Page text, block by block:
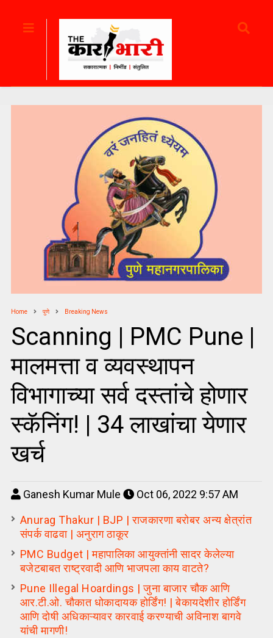
Home पुणे Breaking News
Scanning | PMC Pune |
मालमत्ता व व्यवस्थापन
विभागाच्या सर्व दस्तांचे होणार
स्कॅनिंग! | 34 लाखांचा येणार
खर्च
Ganesh Kumar Mule
Oct 06, 2022 9:57 AM
Anurag Thakur | BJP | राजकारणा बरोबर अन्य क्षेत्रांत
संपर्क वाढवा | अनुराग ठाकूर
PMC Budget | महापालिका आयुक्तांनी सादर केलेल्या
बजेटबाबत राष्ट्रवादी आणि भाजपला काय वाटते?
Pune Illegal Hoardings | जुना बाजार चौक आणि
आर.टी.ओ. चौकात धोकादायक होर्डिंग! | बेकायदेशीर होर्डिंग
आणि दोषी अधिकाऱ्यावर कारवाई करण्याची अविनाश बागवे
यांची मागणी!